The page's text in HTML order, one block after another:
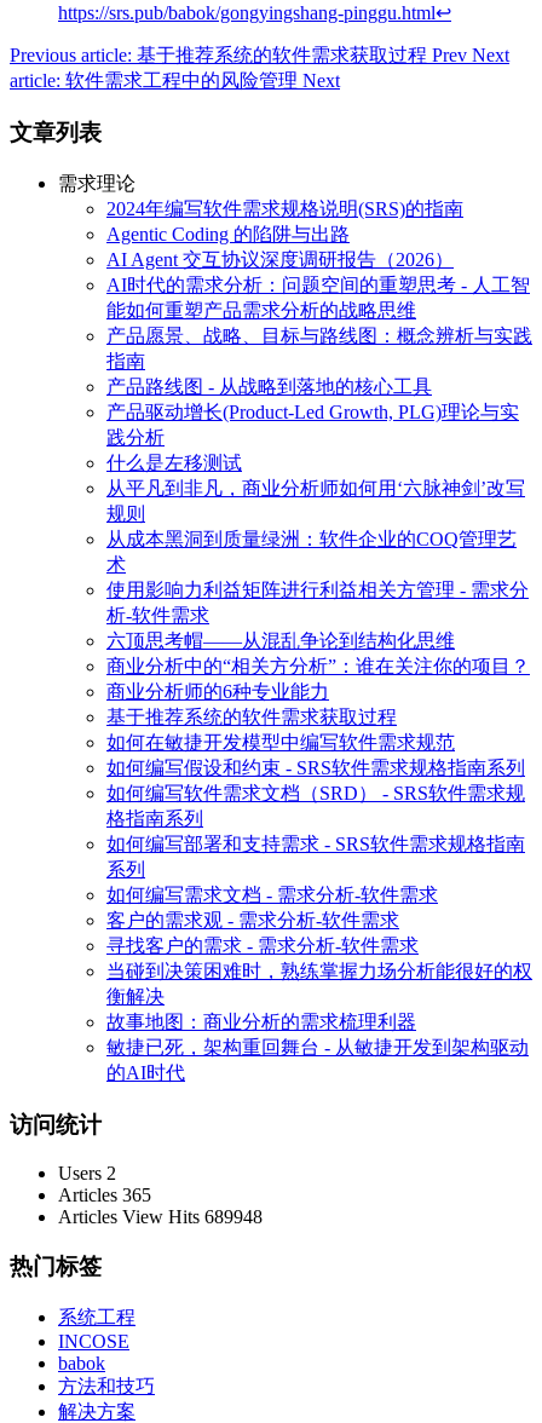
https://srs.pub/babok/gongyingshang-pinggu.html↩︎
Previous article: 基于推荐系统的软件需求获取过程 Prev Next
article: 软件需求工程中的风险管理 Next
文章列表
需求理论
2024年编写软件需求规格说明(SRS)的指南
Agentic Coding 的陷阱与出路
AI Agent 交互协议深度调研报告（2026）
AI时代的需求分析：问题空间的重塑思考 - 人工智
能如何重塑产品需求分析的战略思维
产品愿景、战略、目标与路线图：概念辨析与实践
指南
产品路线图 - 从战略到落地的核心工具
产品驱动增长(Product-Led Growth, PLG)理论与实
践分析
什么是左移测试
从平凡到非凡，商业分析师如何用‘六脉神剑’改写
规则
从成本黑洞到质量绿洲：软件企业的COQ管理艺
术
使用影响力利益矩阵进行利益相关方管理 - 需求分
析-软件需求
六顶思考帽——从混乱争论到结构化思维
商业分析中的“相关方分析”：谁在关注你的项目？
商业分析师的6种专业能力
基于推荐系统的软件需求获取过程
如何在敏捷开发模型中编写软件需求规范
如何编写假设和约束 - SRS软件需求规格指南系列
如何编写软件需求文档（SRD） - SRS软件需求规
格指南系列
如何编写部署和支持需求 - SRS软件需求规格指南
系列
如何编写需求文档 - 需求分析-软件需求
客户的需求观 - 需求分析-软件需求
寻找客户的需求 - 需求分析-软件需求
当碰到决策困难时，熟练掌握力场分析能很好的权
衡解决
故事地图：商业分析的需求梳理利器
敏捷已死，架构重回舞台 - 从敏捷开发到架构驱动
的AI时代
访问统计
Users 2
Articles 365
Articles View Hits 689948
热门标签
系统工程
INCOSE
babok
方法和技巧
解决方案